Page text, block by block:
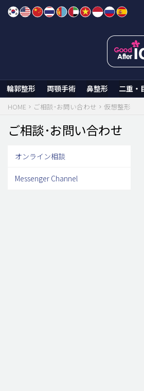
Skip
輪郭整形 両顎手術 鼻整形 二重・
HOME ご相談･お問い合わせ 仮想整形
ご相談･お問い合わせ
オンライン相談
Messenger Channel